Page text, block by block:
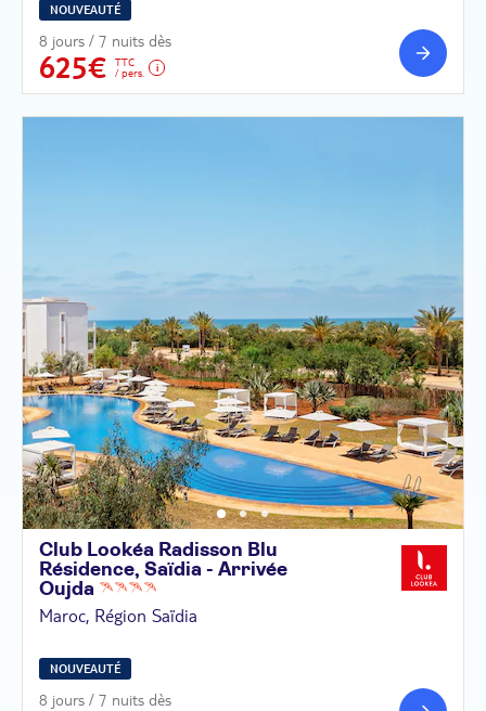
NOUVEAUTÉ
8 jours / 7 nuits dès
625€
TTC
/ pers.
Club Lookéa Radisson Blu
Résidence, Saïdia - Arrivée
Oujda
Maroc, Région Saïdia
NOUVEAUTÉ
8 jours / 7 nuits dès